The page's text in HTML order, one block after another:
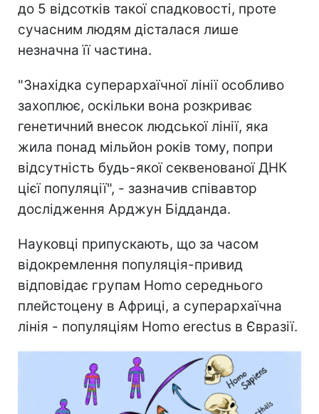
до 5 відсотків такої спадковості, проте
сучасним людям дісталася лише
незначна її частина.
"Знахідка суперархаїчної лінії особливо
захоплює, оскільки вона розкриває
генетичний внесок людської лінії, яка
жила понад мільйон років тому, попри
відсутність будь-якої секвенованої ДНК
цієї популяції", - зазначив співавтор
дослідження Арджун Бідданда.
Науковці припускають, що за часом
відокремлення популяція-привид
відповідає групам Homo середнього
плейстоцену в Африці, а суперархаїчна
лінія - популяціям Homo erectus в Євразії.